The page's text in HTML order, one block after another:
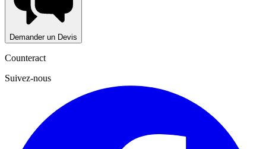
Demander un Devis
Counteract
Suivez-nous